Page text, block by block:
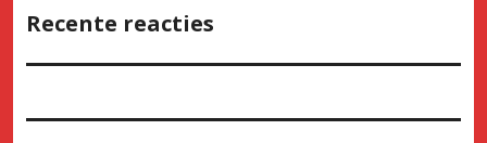
Recente reacties